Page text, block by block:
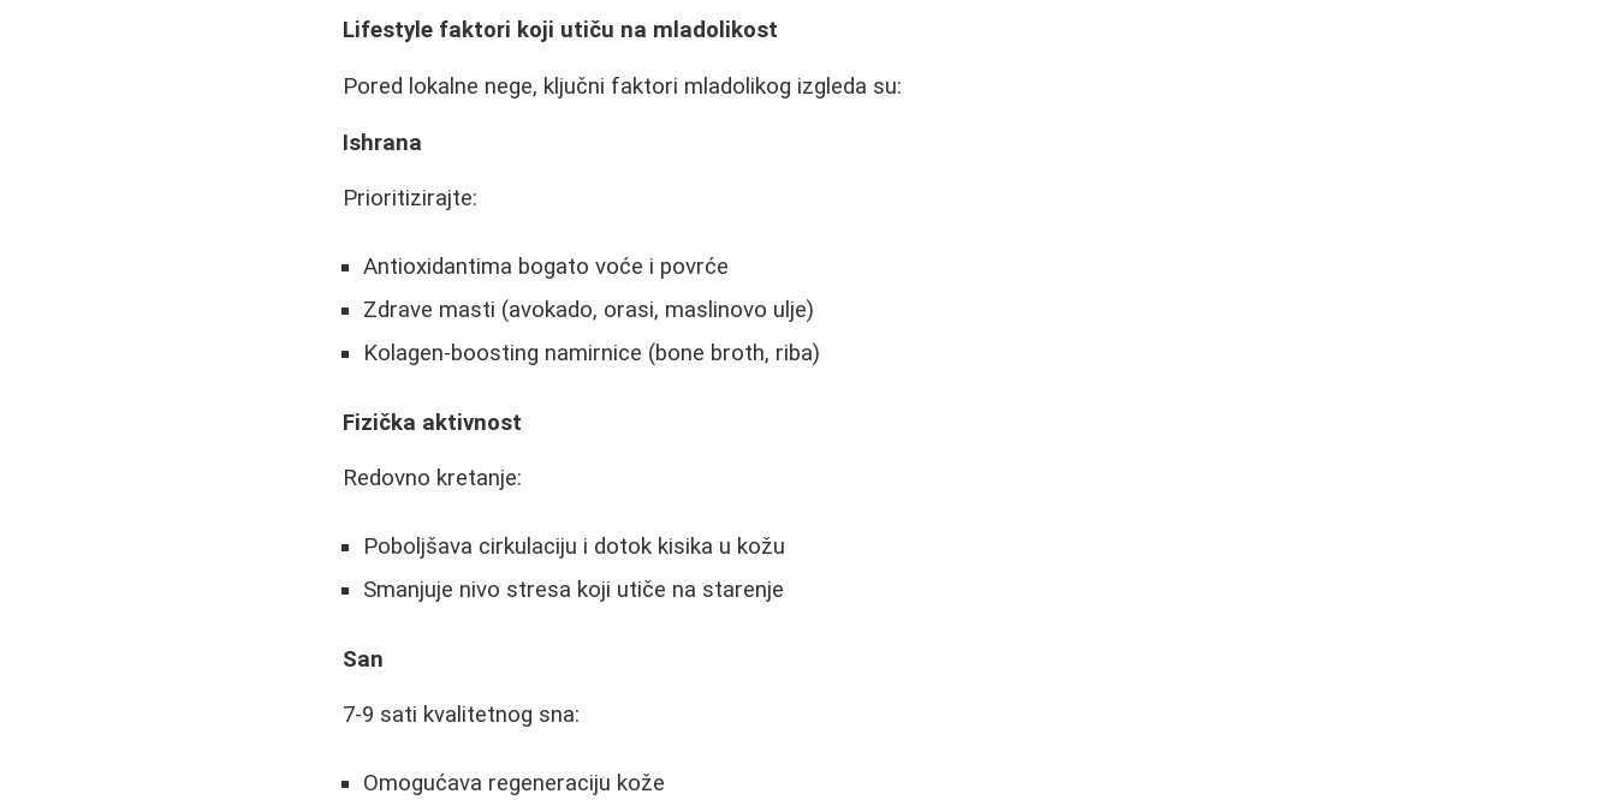
Lifestyle faktori koji utiču na mladolikost
Pored lokalne nege, ključni faktori mladolikog izgleda su:
Ishrana
Prioritizirajte:
Antioxidantima bogato voće i povrće
Zdrave masti (avokado, orasi, maslinovo ulje)
Kolagen-boosting namirnice (bone broth, riba)
Fizička aktivnost
Redovno kretanje:
Poboljšava cirkulaciju i dotok kisika u kožu
Smanjuje nivo stresa koji utiče na starenje
San
7-9 sati kvalitetnog sna:
Omogućava regeneraciju kože